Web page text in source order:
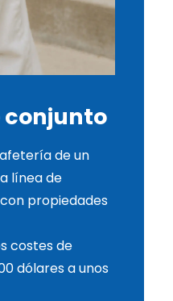
conjunto
de un
línea de
propiedades
costes de
dólares a unos